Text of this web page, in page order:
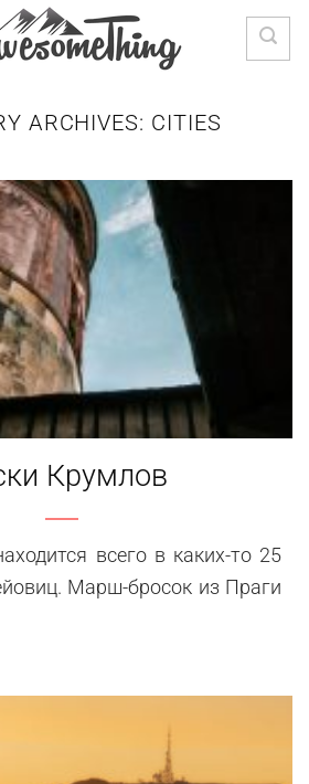
ARCHIVES: CITIES
Крумлов
всего в каких-то 25
Марш-бросок из Праги